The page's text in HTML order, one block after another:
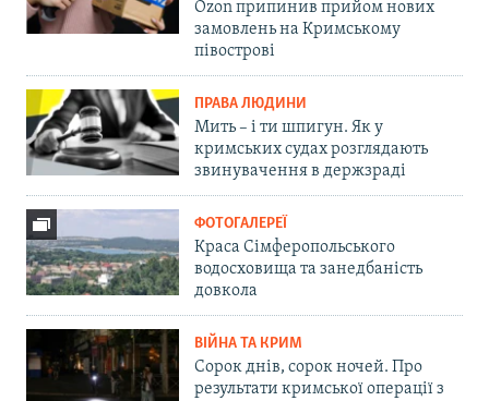
Ozon припинив прийом нових
замовлень на Кримському
півострові
ПРАВА ЛЮДИНИ
Мить – і ти шпигун. Як у
кримських судах розглядають
звинувачення в держзраді
ФОТОГАЛЕРЕЇ
Краса Сімферопольського
водосховища та занедбаність
довкола
ВІЙНА ТА КРИМ
Сорок днів, сорок ночей. Про
результати кримської операції з